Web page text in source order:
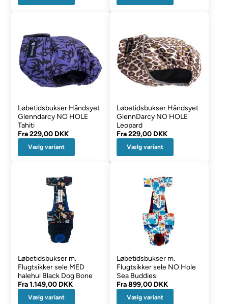
Løbetidsbukser Håndsyet
Glenndarcy NO HOLE
Tahiti
Fra229,00 DKK
Vælg variant
Løbetidsbukser Håndsyet
GlennDarcy NO HOLE
Leopard
Fra229,00 DKK
Vælg variant
Løbetidsbukser m.
Flugtsikker sele MED
halehul Black Dog Bone
Fra1.149,00 DKK
Vælg variant
Løbetidsbukser m.
Flugtsikker sele NO Hole
Sea Buddies
Fra899,00 DKK
Vælg variant